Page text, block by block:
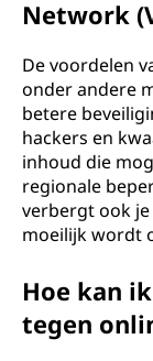
Network
De voordelen
onder andere
betere
hackers en
inhoud die
regionale
verbergt ook
moeilijk wordt
Hoe kan
tegen